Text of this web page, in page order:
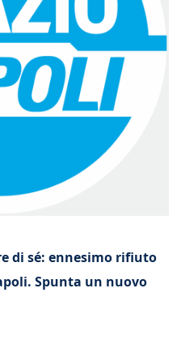
di sé: ennesimo rifiuto
Spunta un nuovo